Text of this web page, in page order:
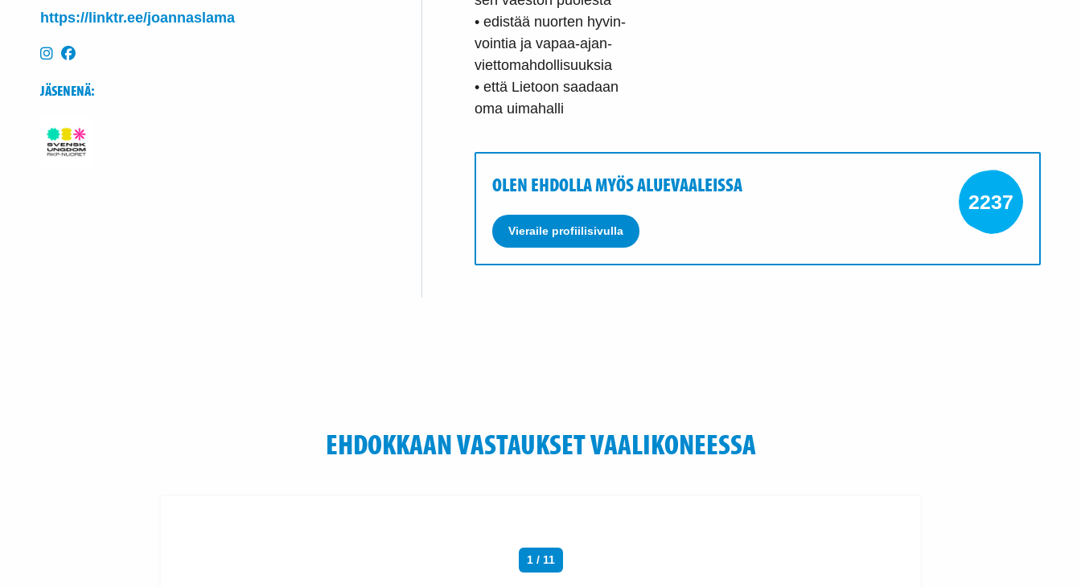
https://linktr.ee/joannaslama
JÄSENENÄ:
• edistää nuorten hyvin-
vointia ja vapaa-ajan-
viettomahdollisuuksia
• että Lietoon saadaan
oma uimahalli
OLEN EHDOLLA MYÖS ALUEVAALEISSA
Vieraile profiilisivulla
2237
EHDOKKAAN VASTAUKSET VAALIKONEESSA
1 / 11